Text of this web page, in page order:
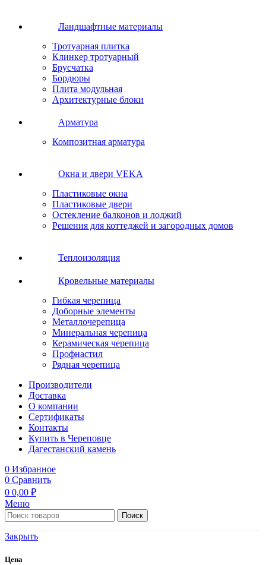
Ландшафтные материалы
Тротуарная плитка
Клинкер тротуарный
Брусчатка
Бордюры
Плита модульная
Архитектурные блоки
Арматура
Композитная арматура
Окна и двери VEKA
Пластиковые окна
Пластиковые двери
Остекление балконов и лоджий
Решения для коттеджей и загородных домов
Теплоизоляция
Кровельные материалы
Гибкая черепица
Доборные элементы
Металлочерепица
Минеральная черепица
Керамическая черепица
Профнастил
Рядная черепица
Производители
Доставка
О компании
Сертификаты
Контакты
Купить в Череповце
Дагестанский камень
0 Избранное
0 Сравнить
0 0,00 ₽
Меню
Поиск
Закрыть
Цена